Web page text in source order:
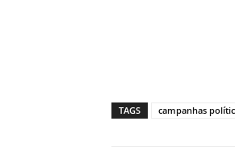
TAGS campanhas